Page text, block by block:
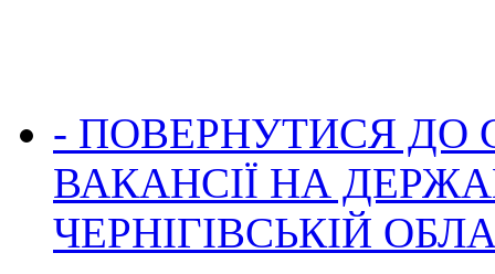
- ПОВЕРНУТИСЯ ДО
ВАКАНСІЇ НА
ЧЕРНІГІВСЬКІЙ